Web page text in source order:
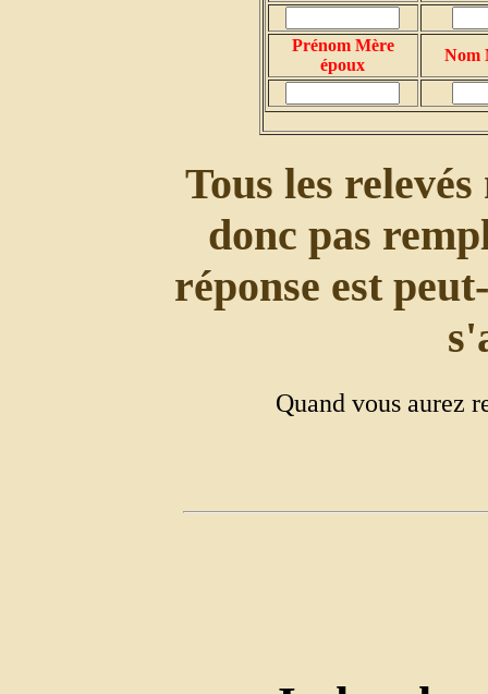
Prénom Mère
époux
Nom
Tous les
donc pas
réponse est
Quand vous aurez